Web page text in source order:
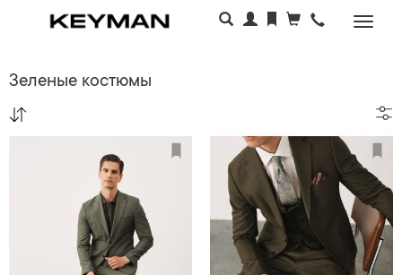
Зеленые костюмы